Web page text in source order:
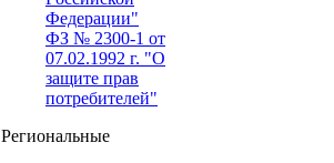
Федерации"
ФЗ № 2300-1 от
07.02.1992 г. "О
защите прав
потребителей"
Региональные